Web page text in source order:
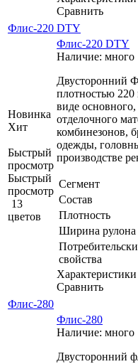
Сравнить
Флис-220 DTY
Новинка
Хит
Быстрый
просмотр
Быстрый
просмотр
13
цветов
Флис-220 DTY
Наличие: много
Двусторонний
плотностью 220
виде
отделочного
комбинезонов,
одежды,
производстве
Сегмент
Состав
Плотность
Ширина рулона
свойства
Характеристики
Сравнить
Флис-280
Флис-280
Наличие: много
Двусторонний